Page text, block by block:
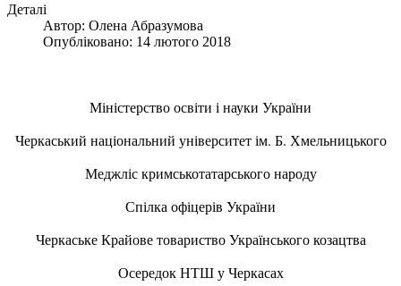
Деталі
Автор: Олена Абразумова
Опубліковано: 14 лютого 2018
Міністерство освіти і науки України
Черкаський національний університет ім. Б. Хмельницького
Меджліс кримськотатарського народу
Спілка офіцерів України
Черкаське Крайове товариство Українського козацтва
Осередок НТШ у Черкасах